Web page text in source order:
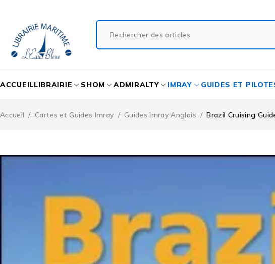
ACCUEILLIBRAIRIE SHOM ADMIRALTY IMRAY GUIDES ET
Accueil / Cartes et Guides Imray / Guides Imray Anglais / Brazil Cruising